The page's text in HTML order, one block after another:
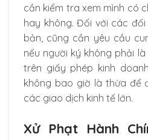
cần kiểm tra xem mình có
hay không. Đối với các
bản, cũng cần yêu cầu
nếu người ký không phải
trên giấy phép kinh
không bao giờ là thừa để
các giao dịch kinh tế lớn.
Xử Phạt Hành